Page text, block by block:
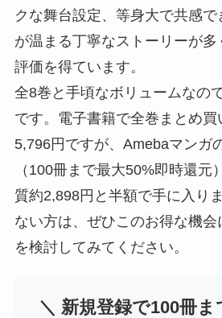
クな舞台設定、等身大で共感
が温まる丁寧なストーリーが
評価を得ています。
全8巻と手頃なボリュームなの
です。電子書籍で全巻まとめ買
5,796円ですが、Amebaマンガ
（100冊まで最大50%即時還元
質約2,898円と半額で手に入り
ない方は、ぜひこのお得な機
を検討してみてください。
＼ 新規登録で100冊ま